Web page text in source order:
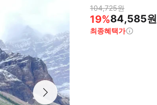
104,725원
19%84,585
최종혜택가